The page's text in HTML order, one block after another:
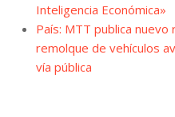
Inteligencia Económica»
País: MTT publica
remolque de vehículos
vía pública